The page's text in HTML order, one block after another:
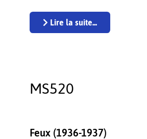
Lire la suite...
MS520
Feux (1936-1937)